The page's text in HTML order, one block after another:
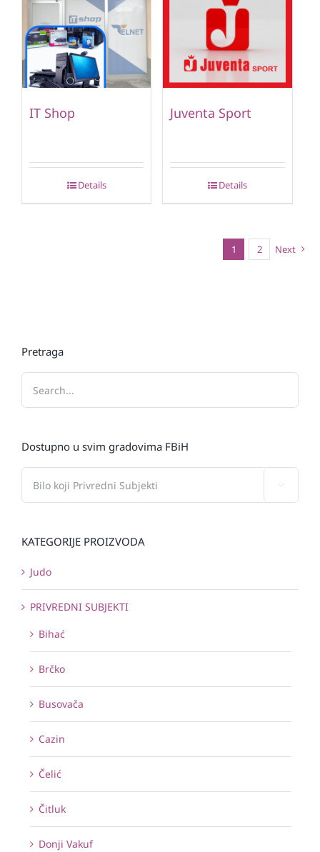
IT Shop
Details
Juventa Sport
Details
1 2 Next
Pretraga
Dostupno u svim gradovima FBiH
KATEGORIJE PROIZVODA
Judo
PRIVREDNI SUBJEKTI
Bihać
Brčko
Busovača
Cazin
Čelić
Čitluk
Donji Vakuf